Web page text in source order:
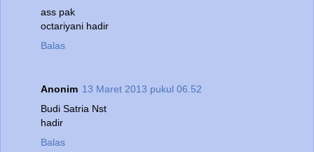
ass pak
octariyani hadir
Balas
Anonim 13 Maret 2013 pukul 06.52
Budi Satria Nst
hadir
Balas